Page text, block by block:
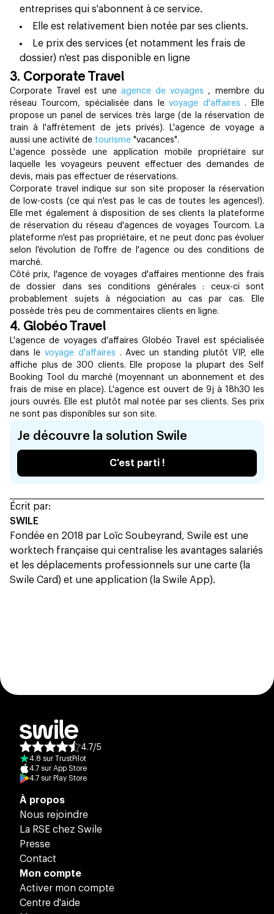
entreprises qui s'abonnent à ce service.
Elle est relativement bien notée par ses clients.
Le prix des services (et notamment les frais de
dossier) n'est pas disponible en ligne
3. Corporate Travel
Corporate Travel est une agence de voyages , membre du
réseau Tourcom, spécialisée dans levoyage d'affaires . Elle
propose un panel de services très large (de la réservation de
train à l'affrètement de jets privés). L'agence de voyage a
aussi une activité de tourisme "vacances".
L'agence possède une application mobile propriétaire sur
laquelle les voyageurs peuvent effectuer des demandes de
devis, mais pas effectuer de réservations.
Corporate travel indique sur son site proposer la réservation
de low-costs (ce qui n'est pas le cas de toutes les agences!).
Elle met également à disposition de ses clients la plateforme
de réservation du réseau d'agences de voyages Tourcom. La
plateforme n'est pas propriétaire, et ne peut donc pas évoluer
selon l'évolution de l'offre de l'agence ou des conditions de
marché.
Côté prix, l'agence de voyages d'affaires mentionne des frais
de dossier dans ses conditions générales : ceux-ci sont
probablement sujets à négociation au cas par cas. Elle
possède très peu de commentaires clients en ligne.
4. Globéo Travel
L'agence de voyages d'affaires Globéo Travel est spécialisée
dans le voyage d'affaires
. Avec un standing plutôt VIP, elle
affiche plus de 300 clients. Elle propose la plupart des Self
Booking Tool du marché (moyennant un abonnement et des
frais de mise en place). L'agence est ouvert de 9j à 18h30 les
jours ouvrés. Elle est plutôt mal notée par ses clients. Ses prix
ne sont pas disponibles sur son site.
Je découvre la solution Swile
C'est parti !
Écrit par:
SWILE
Fondée en 2018 par Loïc Soubeyrand, Swile est une
worktech française qui centralise les avantages salariés
et les déplacements professionnels sur une carte (la
Swile Card) et une application (la Swile App).
Note moyenne des avis :
4.7/5
4.8 sur TrustPilot
4.7 sur App Store
4.7 sur Play Store
À propos
Nous rejoindre
La RSE chez Swile
Presse
Contact
Mon compte
Activer mon compte
Centre d'aide